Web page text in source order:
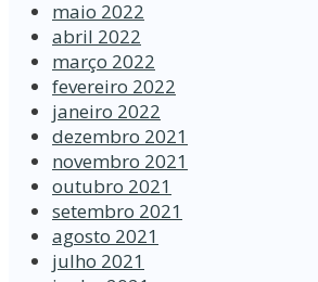
maio 2022
abril 2022
março 2022
fevereiro 2022
janeiro 2022
dezembro 2021
novembro 2021
outubro 2021
setembro 2021
agosto 2021
julho 2021